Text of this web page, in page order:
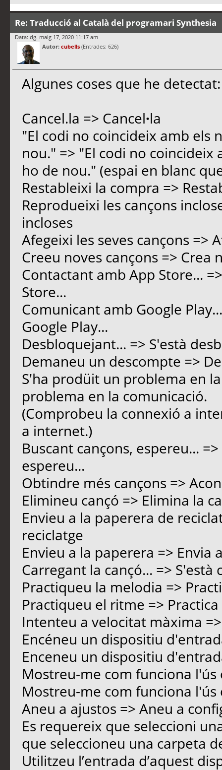
Re: Traducció al Català del programari Synthesia
Data: dg. maig 17, 2020 11:17 am
Autor: cubells (Entrades: 626)
Algunes coses que he detectat:
Cancel.la => Cancel·la
"El codi no coincideix amb els
nou." => "El codi no
ho de nou." (espai en blanc
Restableixi la compra =>
Reprodueixi les cançons
incloses
Afegeixi les seves cançons =>
Creeu noves cançons => Crea
Contactant amb App Store...
Store...
Comunicant amb Google
Google Play...
Desbloquejant... => S'està
Demaneu un descompte =>
S'ha prodüit un problema en
problema en la comunicació.
(Comprobeu la connexió a
a internet.)
Buscant cançons, espereu...
espereu...
Obtindre més cançons =>
Elimineu cançó => Elimina la
Envieu a la paperera de
reciclatge
Envieu a la paperera => Envia
Carregant la cançó... => S'està
Practiqueu la melodia =>
Practiqueu el ritme =>
Intenteu a velocitat màxima
Encéneu un dispositiu
Enceneu un dispositiu
Mostreu-me com funciona
Mostreu-me com funciona
Aneu a ajustos => Aneu a
Es requereix que seleccioni
que seleccioneu una carpeta
Utilitzeu l’entrada d’aquest